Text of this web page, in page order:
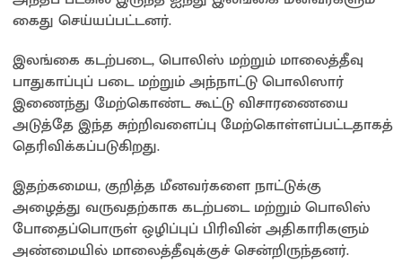
கைது செய்யப்பட்டனர்.
இலங்கை கடற்படை, பொலிஸ் மற்றும் மாலைத்தீவு
பாதுகாப்புப் படை மற்றும் அந்நாட்டு பொலிஸார்
இணைந்து மேற்கொண்ட கூட்டு விசாரணையை
அடுத்தே இந்த சுற்றிவளைப்பு மேற்கொள்ளப்பட்டதாகத்
தெரிவிக்கப்படுகிறது.
இதற்கமைய, குறித்த மீனவர்களை நாட்டுக்கு
அழைத்து வருவதற்காக கடற்படை மற்றும் பொலிஸ்
போதைப்பொருள் ஒழிப்புப் பிரிவின் அதிகாரிகளும்
அண்மையில் மாலைத்தீவுக்குச் சென்றிருந்தனர்.